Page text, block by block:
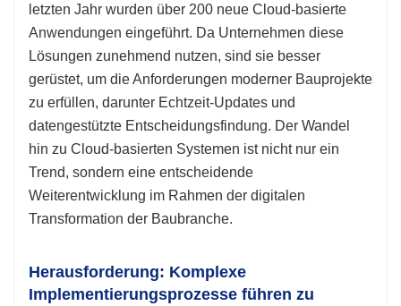
letzten Jahr wurden über 200 neue Cloud-basierte
Anwendungen eingeführt. Da Unternehmen diese
Lösungen zunehmend nutzen, sind sie besser
gerüstet, um die Anforderungen moderner Bauprojekte
zu erfüllen, darunter Echtzeit-Updates und
datengestützte Entscheidungsfindung. Der Wandel
hin zu Cloud-basierten Systemen ist nicht nur ein
Trend, sondern eine entscheidende
Weiterentwicklung im Rahmen der digitalen
Transformation der Baubranche.
Herausforderung: Komplexe
Implementierungsprozesse führen zu